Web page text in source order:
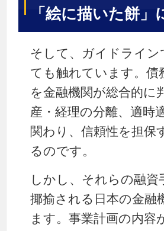
「絵に描いた餅
そして、ガイドライン
ても触れています。債
を金融機関が総合的に
産・経理の分離、適時
関わり、信頼性を担保
るのです。
しかし、それらの融
揶揄される日本の金融
ます。事業計画の内